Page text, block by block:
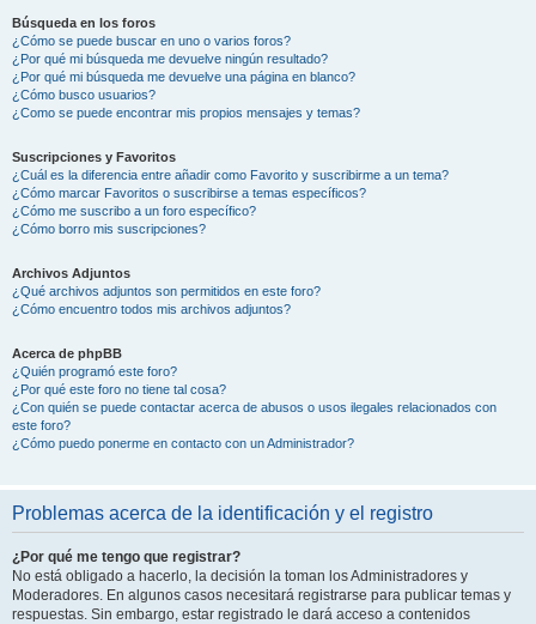
Búsqueda en los foros
¿Cómo se puede buscar en uno o varios foros?
¿Por qué mi búsqueda me devuelve ningún resultado?
¿Por qué mi búsqueda me devuelve una página en blanco?
¿Cómo busco usuarios?
¿Como se puede encontrar mis propios mensajes y temas?
Suscripciones y Favoritos
¿Cuál es la diferencia entre añadir como Favorito y suscribirme a un tema?
¿Cómo marcar Favoritos o suscribirse a temas específicos?
¿Cómo me suscribo a un foro específico?
¿Cómo borro mis suscripciones?
Archivos Adjuntos
¿Qué archivos adjuntos son permitidos en este foro?
¿Cómo encuentro todos mis archivos adjuntos?
Acerca de phpBB
¿Quién programó este foro?
¿Por qué este foro no tiene tal cosa?
¿Con quién se puede contactar acerca de abusos o usos ilegales relacionados con
este foro?
¿Cómo puedo ponerme en contacto con un Administrador?
Problemas acerca de la identificación y el registro
¿Por qué me tengo que registrar?
No está obligado a hacerlo, la decisión la toman los Administradores y
Moderadores. En algunos casos necesitará registrarse para publicar temas y
respuestas. Sin embargo, estar registrado le dará acceso a contenidos